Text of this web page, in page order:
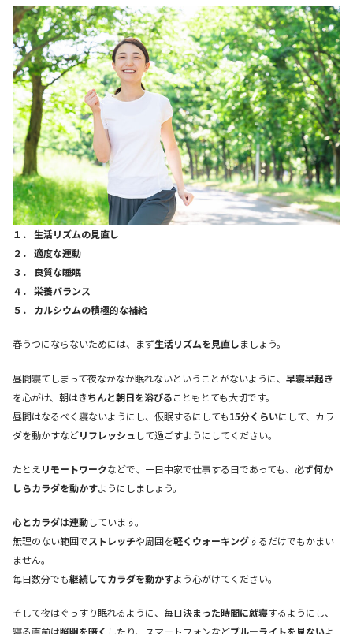
１． 生活リズムの見直し
２． 適度な運動
３． 良質な睡眠
４． 栄養バランス
５． カルシウムの積極的な補給
春うつにならないためには、まず生活リズムを見直しましょう。
昼間寝てしまって夜なかなか眠れないということがないように、 早寝早起き
を心がけ、朝はきちんと朝日を浴びることもとても大切です。
昼間はなるべく寝ないようにし、仮眠するにしても15分くらいにして、カラ
ダを動かすなどリフレッシュ して過ごすようにしてください。
たとえ リモートワークなどで、一日中家で仕事する日であっても、必ず何か
しらカラダを動かすようにしましょう。
心とカラダは連動しています。
無理のない範囲でストレッチや周囲を軽くウォーキングするだけでもかまい
ません。
毎日数分でも継続してカラダを動かすよう心がけてください。
そして夜はぐっすり眠れるように、毎日決まった時間に就寝するようにし、